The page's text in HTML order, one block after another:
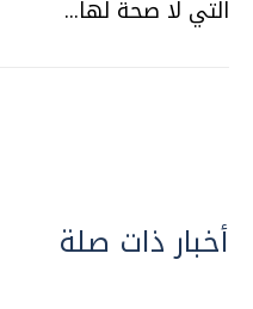
التي لا صحة لها...
أخبار ذات صلة